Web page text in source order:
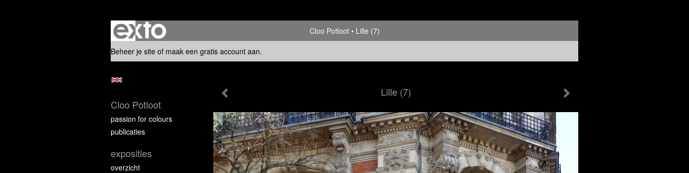
Cloo Potloot
Lille (7)
Beheer je site of maak een gratis account aan.
Lille (7)
Cloo Potloot
passion for colours
publicaties
exposities
overzicht